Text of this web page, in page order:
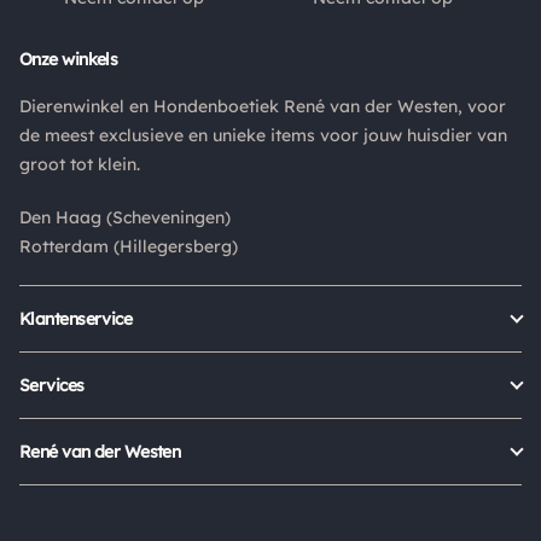
Retouren
het product altijd retourneren binnen 14 dagen. De
retourkosten bedragen € 6.75 en zijn voor eigen rekening.
Kies bij het retourneren altijd voor "alleen huisadres",
niet af.
Onze winkels
Dierenwinkel en Hondenboetiek René van der Westen, voor
de meest exclusieve en unieke items voor jouw huisdier van
groot tot klein.
Den Haag (Scheveningen)
Rotterdam (Hillegersberg)
Klantenservice
Status bestelling
Mijn account
Services
René van der Westen